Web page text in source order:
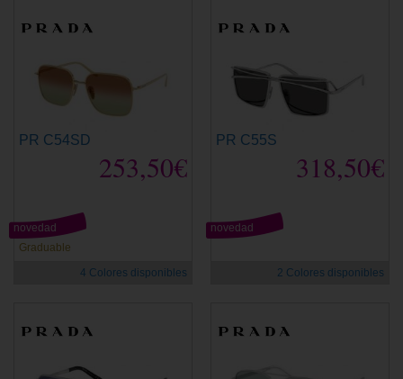
PR C54SD
253,50€
Graduable
novedad
4 Colores disponibles
PR C55S
318,50€
novedad
2 Colores disponibles